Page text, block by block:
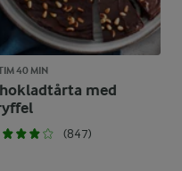
40 MIN
med
(847)